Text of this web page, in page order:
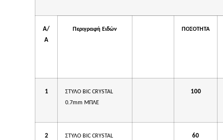
Α/
Α
Περιγραφή Ειδών ΠΟΣΟΤΗΤΑ
1
ΣΤΥΛΟ BIC CRYSTAL
0.7mm ΜΠΛΕ
100
2
ΣΤΥΛΟ BIC CRYSTAL
60